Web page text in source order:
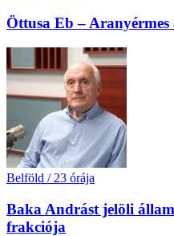
Öttusa Eb – Aranyérmes
Belföld / 23 órája
Baka Andrást jelöli
frakciója